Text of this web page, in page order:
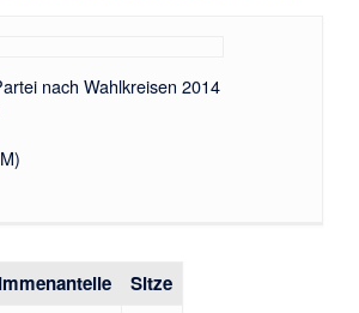
nach Wahlkreisen 2014
Sitze